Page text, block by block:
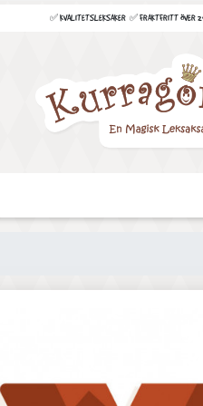
✅ KVALITETSLEKSAKER ✅ FRAKTFRITT ÖVER